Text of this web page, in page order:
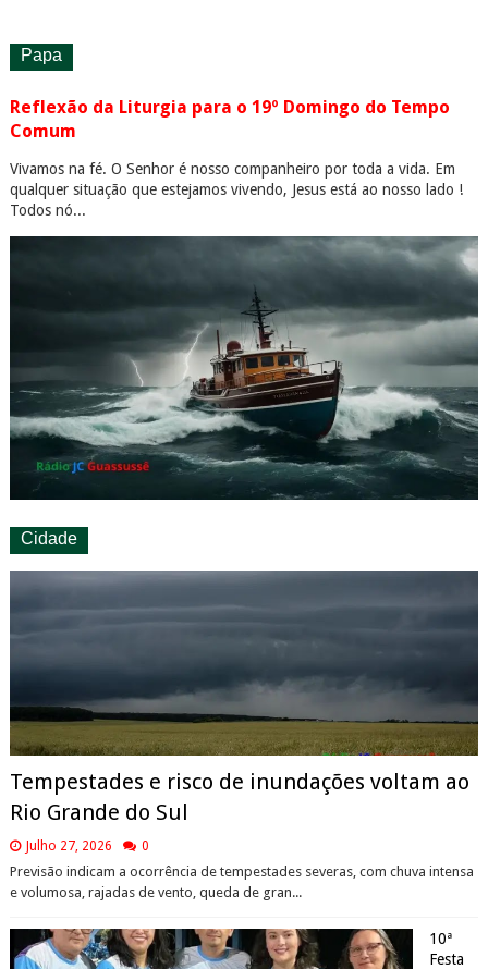
Papa
Reflexão da Liturgia para o 19º Domingo do Tempo
Comum
Vivamos na fé. O Senhor é nosso companheiro por toda a vida. Em
qualquer situação que estejamos vivendo, Jesus está ao nosso lado !
Todos nó...
Cidade
Tempestades e risco de inundações voltam ao
Rio Grande do Sul
Julho 27, 2026 0
Previsão indicam a ocorrência de tempestades severas, com chuva intensa
e volumosa, rajadas de vento, queda de gran...
10ª
Festa